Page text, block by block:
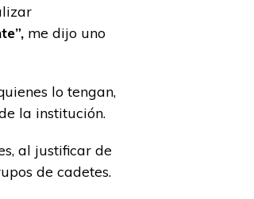
me dijo uno
lo tengan,
la institución.
al justificar de
de cadetes.